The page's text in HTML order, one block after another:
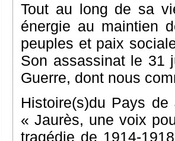
Tout au long de sa
énergie au maintien
peuples et paix
Son assassinat le 31
Guerre, dont nous
Histoire(s)du Pays
« Jaurès, une voix
tragédie de 1914-